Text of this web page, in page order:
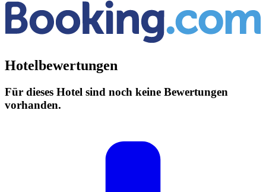
Hotelbewertungen
Für dieses Hotel sind noch keine Bewertungen
vorhanden.